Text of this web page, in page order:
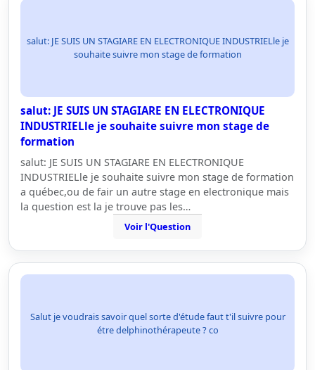
salut: JE SUIS UN STAGIARE EN ELECTRONIQUE INDUSTRIELle je
souhaite suivre mon stage de formation
salut: JE SUIS UN STAGIARE EN ELECTRONIQUE
INDUSTRIELle je souhaite suivre mon stage de
formation
salut: JE SUIS UN STAGIARE EN ELECTRONIQUE
INDUSTRIELle je souhaite suivre mon stage de formation
a québec,ou de fair un autre stage en electronique mais
la question est la je trouve pas les…
Voir l'Question
Salut je voudrais savoir quel sorte d'étude faut t'il suivre pour
étre delphinothérapeute ? co